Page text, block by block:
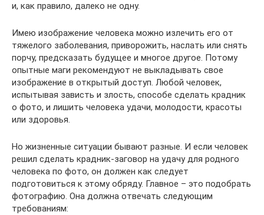
и, как правило, далеко не одну.
Имею изображение человека можно излечить его от
тяжелого заболевания, приворожить, наслать или снять
порчу, предсказать будущее и многое другое. Потому
опытные маги рекомендуют не выкладывать свое
изображение в открытый доступ. Любой человек,
испытывая зависть и злость, способе сделать крадник
о фото, и лишить человека удачи, молодости, красоты
или здоровья.
Но жизненные ситуации бывают разные. И если человек
решил сделать крадник-заговор на удачу для родного
человека по фото, он должен как следует
подготовиться к этому обряду. Главное – это подобрать
фотографию. Она должна отвечать следующим
требованиям: